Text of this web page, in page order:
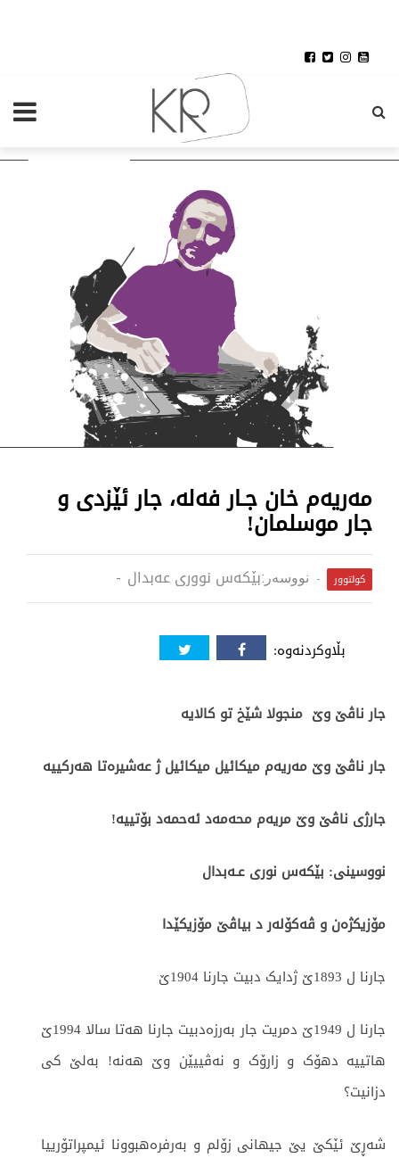
مەریەم خان جـار فەلە، جار ئێزدی و
جار موسلمان!
کولتوور نووسەر:بێکەس نووری عەبدال
بڵاوکردنەوە:
جار ناڤێ وێ منجولا شێخ تو کالایە
جار ناڤێ وێ مەریەم میکائیل میکائیل ژ عەشیرەتا هەرکییە
جارژی ناڤێ وێ مریەم محەمەد ئەحمەد بۆتییە!
نووسینی: بێکەس نوری عـەبدال
مۆزیکژەن و ڤەکۆلەر د بیاڤێ مۆزیکێدا
جارنا ل 1893ێ ژدایک دبیت جارنا 1904ێ
جارنا ل 1949ێ دمریت جار بەرزەدبیت جارنا هەتا سالا 1994ێ
هاتییە دهۆک و زارۆک و نەڤییێن وێ هەنە! بەلێ کی
دزانیت؟
شەڕێ ئێکێ یێ جیهانی زۆلم و بەرفرەهبوونا ئیمپراتۆرییا